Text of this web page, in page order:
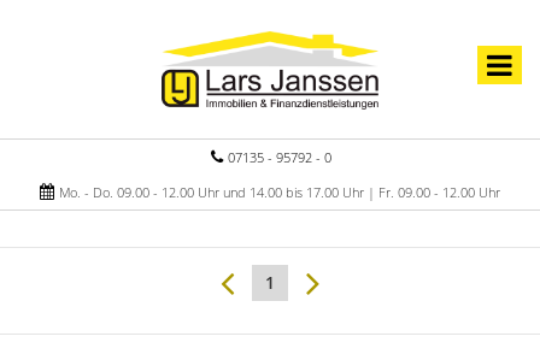
07135 - 95792 - 0
Mo. - Do. 09.00 - 12.00 Uhr und 14.00 bis 17.00 Uhr | Fr. 09.00 - 12.00 Uhr
1